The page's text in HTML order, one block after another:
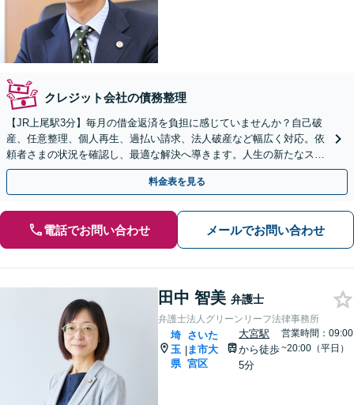
クレジット会社の債務整理
【JR上尾駅3分】毎月の借金返済を負担に感じていませんか？自己破
産、任意整理、個人再生、過払い請求、法人破産など幅広く対応。依
頼者さまの状況を確認し、最適な解決へ導きます。人生の新たなスタ
ートをお手伝いさせてください。【初回面談無料】
料金表を見る
電話でお問い合わせ メールでお問い合わせ
田中 智美 弁護士
弁護士法人グリーンリーフ法律事務所
埼
玉
県
|
さいた
ま市大
宮区
大宮駅
から徒歩
5分
営業時間：09:00
~20:00（平日）